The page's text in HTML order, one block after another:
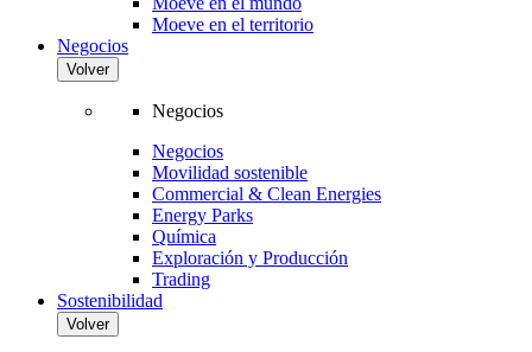
Moeve en el territorio
Negocios
Volver
Negocios
Negocios
Movilidad sostenible
Commercial & Clean Energies
Energy Parks
Química
Exploración y Producción
Trading
Sostenibilidad
Volver